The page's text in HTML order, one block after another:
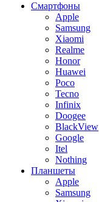
Смартфоны
Apple
Samsung
Xiaomi
Realme
Honor
Huawei
Poco
Tecno
Infinix
Doogee
BlackView
Google
Itel
Nothing
Планшеты
Apple
Samsung